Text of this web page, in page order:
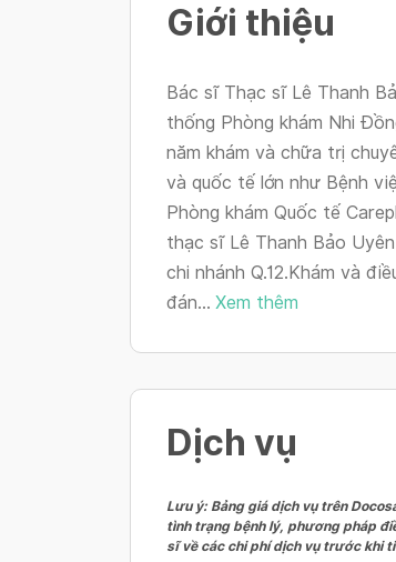
Giới thiệu
Bác sĩ Thạc sĩ Lê Thanh
thống Phòng khám Nhi
năm khám và chữa trị
và quốc tế lớn như Bệnh
Phòng khám Quốc tế
thạc sĩ Lê Thanh Bảo
chi nhánh Q.12.Khám và
đán... Xem thêm
Dịch vụ
Lưu ý: Bảng giá dịch vụ trên
tình trạng bệnh lý, phương pháp
sĩ về các chi phí dịch vụ trước khi